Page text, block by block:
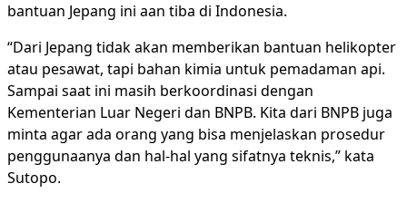
bantuan Jepang ini aan tiba di Indonesia.
“Dari Jepang tidak akan memberikan bantuan helikopter
atau pesawat, tapi bahan kimia untuk pemadaman api.
Sampai saat ini masih berkoordinasi dengan
Kementerian Luar Negeri dan BNPB. Kita dari BNPB juga
minta agar ada orang yang bisa menjelaskan prosedur
penggunaanya dan hal-hal yang sifatnya teknis,” kata
Sutopo.